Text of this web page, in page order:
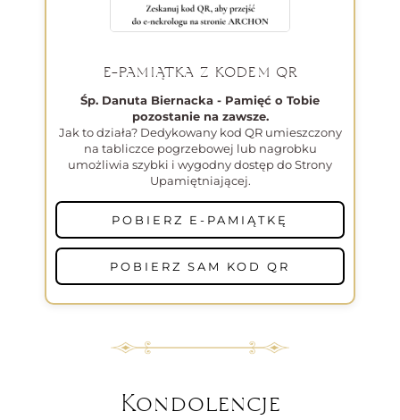
E-PAMIĄTKA Z KODEM QR
Śp. Danuta Biernacka - Pamięć o Tobie
pozostanie na zawsze.
Jak to działa? Dedykowany kod QR umieszczony
na tabliczce pogrzebowej lub nagrobku
umożliwia szybki i wygodny dostęp do Strony
Upamiętniającej.
POBIERZ E-PAMIĄTKĘ
POBIERZ SAM KOD QR
Kondolencje